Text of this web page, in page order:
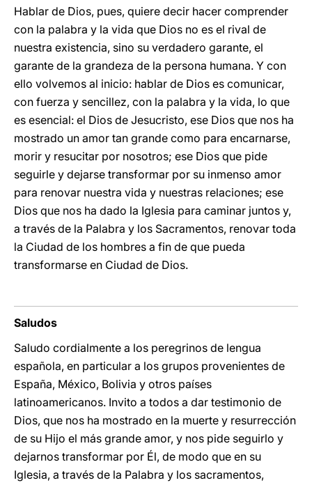
Hablar de Dios, pues, quiere decir hacer comprender
con la palabra y la vida que Dios no es el rival de
nuestra existencia, sino su verdadero garante, el
garante de la grandeza de la persona humana. Y con
ello volvemos al inicio: hablar de Dios es comunicar,
con fuerza y sencillez, con la palabra y la vida, lo que
es esencial: el Dios de Jesucristo, ese Dios que nos ha
mostrado un amor tan grande como para encarnarse,
morir y resucitar por nosotros; ese Dios que pide
seguirle y dejarse transformar por su inmenso amor
para renovar nuestra vida y nuestras relaciones; ese
Dios que nos ha dado la Iglesia para caminar juntos y,
a través de la Palabra y los Sacramentos, renovar toda
la Ciudad de los hombres a fin de que pueda
transformarse en Ciudad de Dios.
Saludos
Saludo cordialmente a los peregrinos de lengua
española, en particular a los grupos provenientes de
España, México, Bolivia y otros países
latinoamericanos. Invito a todos a dar testimonio de
Dios, que nos ha mostrado en la muerte y resurrección
de su Hijo el más grande amor, y nos pide seguirlo y
dejarnos transformar por Él, de modo que en su
Iglesia, a través de la Palabra y los sacramentos,